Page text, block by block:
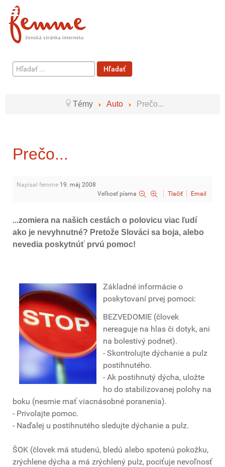
Hľadať
...
Hľadať
Témy Auto Prečo...
Prečo...
Napísal femme 19. máj 2008
Veľkosť písma
Tlačiť Email
...zomiera na našich cestách o polovicu viac ľudí
ako je nevyhnutné? Pretože Slováci sa boja, alebo
nevedia poskytnúť prvú pomoc!
Základné informácie o
poskytovaní prvej pomoci:
BEZVEDOMIE (človek
nereaguje na hlas či dotyk, ani
na bolestivý podnet).
- Skontrolujte dýchanie a pulz
postihnutého.
- Ak postihnutý dýcha, uložte
ho do stabilizovanej polohy na
boku (nesmie mať viacnásobné poranenia).
- Privolajte pomoc.
- Naďalej u postihnutého sledujte dýchanie a pulz.
ŠOK (človek má studenú, bledú alebo spotenú pokožku,
zrýchlene dýcha a má zrýchlený pulz, pociťuje nevoľnosť